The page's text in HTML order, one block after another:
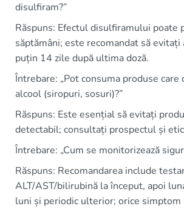
disulfiram?”
Răspuns: Efectul disulfiramului poate
săptămâni; este recomandat să
puțin 14 zile după ultima doză.
Întrebare: „Pot consuma produse care
alcool (siropuri, sosuri)?”
Răspuns: Este esențial să evitați
detectabil; consultați prospectul și
Întrebare: „Cum se monitorizează
Răspuns: Recomandarea include
ALT/AST/bilirubină la început, apoi
luni și periodic ulterior; orice simptom